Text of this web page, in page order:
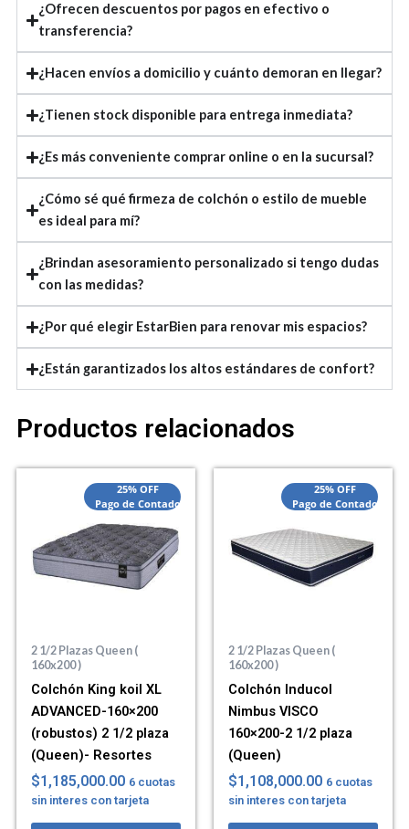
¿Ofrecen descuentos por pagos en efectivo o
transferencia?
¿Hacen envíos a domicilio y cuánto demoran en llegar?
¿Tienen stock disponible para entrega inmediata?
¿Es más conveniente comprar online o en la sucursal?
¿Cómo sé qué firmeza de colchón o estilo de mueble
es ideal para mí?
¿Brindan asesoramiento personalizado si tengo dudas
con las medidas?
¿Por qué elegir EstarBien para renovar mis espacios?
¿Están garantizados los altos estándares de confort?
Productos relacionados
25% OFF
Pago de Contado
2 1/2 Plazas Queen (
160x200 )
Colchón King koil XL
ADVANCED-160×200
(robustos) 2 1/2 plaza
(Queen)- Resortes
$1,185,000.00 6 cuotas
sin interes con tarjeta
25% OFF
Pago de Contado
2 1/2 Plazas Queen (
160x200 )
Colchón Inducol
Nimbus VISCO
160×200-2 1/2 plaza
(Queen)
$1,108,000.00 6 cuotas
sin interes con tarjeta